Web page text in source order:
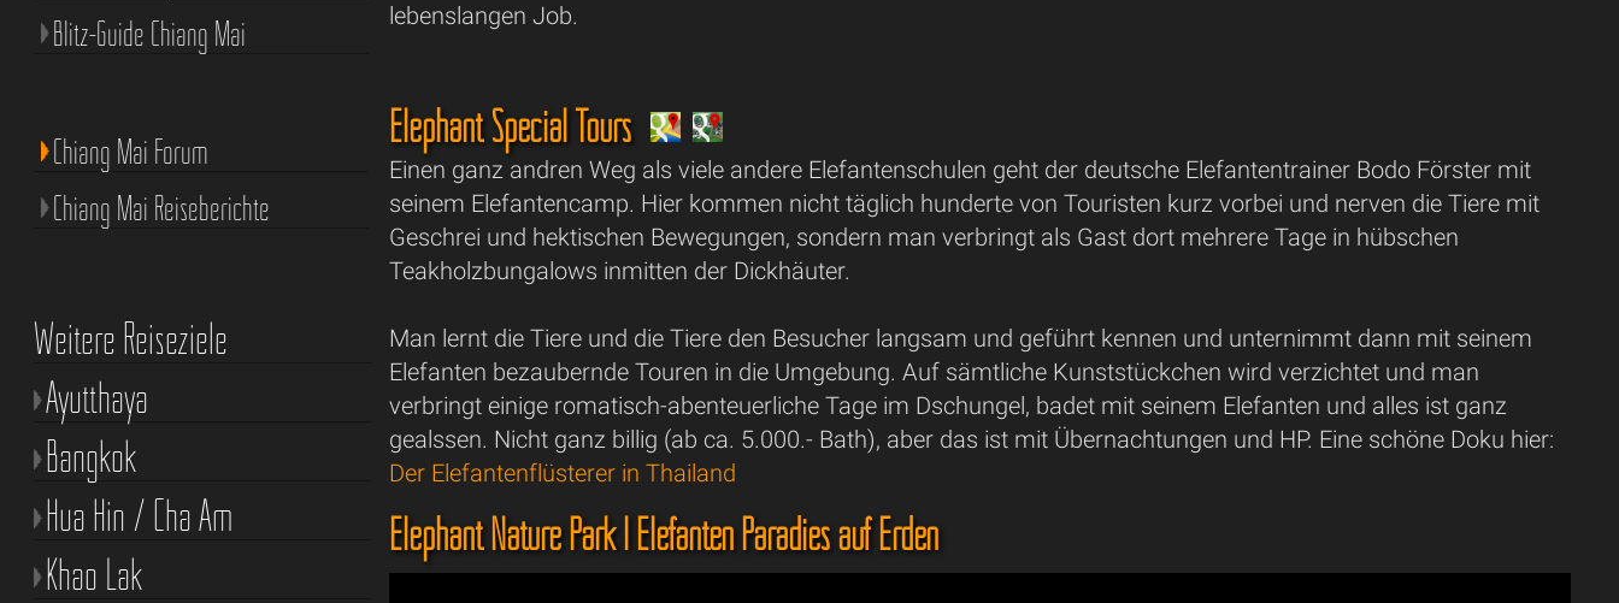
lebenslangen Job.
Elephant Special Tours
Einen ganz andren Weg als viele andere Elefantenschulen geht der deutsche Elefantentrainer Bodo Förster mit
seinem Elefantencamp. Hier kommen nicht täglich hunderte von Touristen kurz vorbei und nerven die Tiere mit
Geschrei und hektischen Bewegungen, sondern man verbringt als Gast dort mehrere Tage in hübschen
Teakholzbungalows inmitten der Dickhäuter.
Man lernt die Tiere und die Tiere den Besucher langsam und geführt kennen und unternimmt dann mit seinem
Elefanten bezaubernde Touren in die Umgebung. Auf sämtliche Kunststückchen wird verzichtet und man
verbringt einige romatisch-abenteuerliche Tage im Dschungel, badet mit seinem Elefanten und alles ist ganz
gealssen. Nicht ganz billig (ab ca. 5.000.- Bath), aber das ist mit Übernachtungen und HP. Eine schöne Doku hier:
Der Elefantenflüsterer in Thailand
Elephant Nature Park | Elefanten Paradies auf Erden
Blitz-Guide Chiang Mai
Chiang Mai Forum
Chiang Mai Reiseberichte
Weitere Reiseziele
Ayutthaya
Bangkok
Hua Hin / Cha Am
Khao Lak